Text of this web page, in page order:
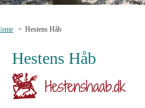
Hestens Håb
Hestens Håb